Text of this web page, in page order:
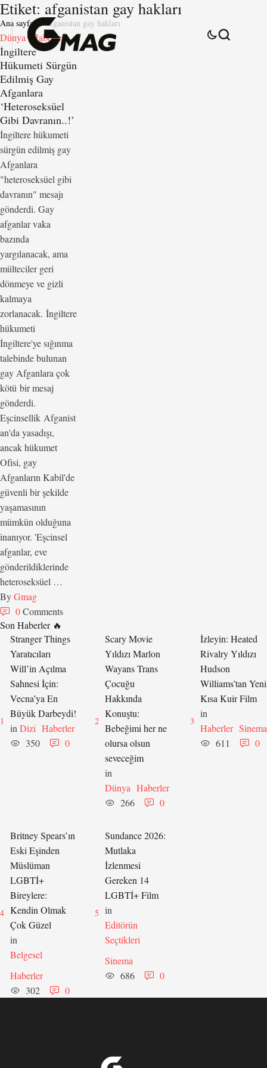
Etiket: afganistan gay hakları
Ana sayfa afganistan gay hakları
Dünya Haberler
İngiltere
Hükumeti Sürgün
Edilmiş Gay
Afganlara
‘Heteroseksüel
Gibi Davranın..!’
İngiltere hükumeti
sürgün edilmiş gay
Afganlara
"heteroseksüel gibi
davranın" mesajı
gönderdi. Gay
afganlar vaka
bazında
yargılanacak, ama
mülteciler geri
dönmeye ve gizli
kalmaya
zorlanacak. İngiltere
hükumeti
İngiltere'ye sığınma
talebinde bulunan
gay Afganlara çok
kötü bir mesaj
gönderdi.
Eşcinsellik Afganist
an'da yasadışı,
ancak hükumet
Ofisi, gay
Afganların Kabil'de
güvenli bir şekilde
yaşamasının
mümkün olduğuna
inanıyor. 'Eşcinsel
afganlar, eve
gönderildiklerinde
heteroseksüel …
By Gmag
0 Comments
Son Haberler 🔥
1
Stranger Things
Yaratıcıları
Will’in Açılma
Sahnesi İçin:
Vecna’ya En
Büyük Darbeydi!
in Dizi Haberler
350
0
2
Scary Movie
Yıldızı Marlon
Wayans Trans
Çocuğu
Hakkında
Konuştu:
Bebeğimi her ne
olursa olsun
seveceğim
in
Dünya Haberler
266
0
3
İzleyin: Heated
Rivalry Yıldızı
Hudson
Williams’tan Yeni
Kısa Kuir Film
in
Haberler Sinema
611
0
4
Britney Spears’ın
Eski Eşinden
Müslüman
LGBTİ+
Bireylere:
Kendin Olmak
Çok Güzel
in
Belgesel
Haberler
302
0
5
Sundance 2026:
Mutlaka
İzlenmesi
Gereken 14
LGBTİ+ Film
in
Editörün
Seçtikleri
Sinema
686
0